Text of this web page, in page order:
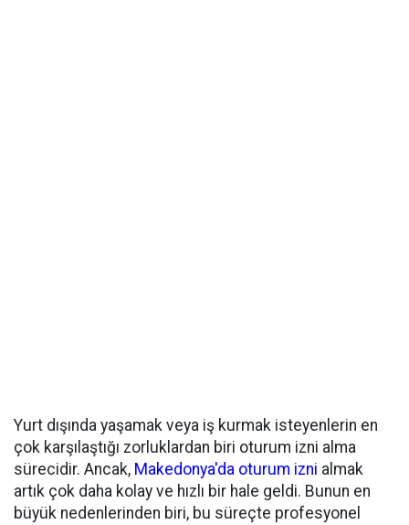
Yurt dışında yaşamak veya iş kurmak isteyenlerin en
çok karşılaştığı zorluklardan biri oturum izni alma
sürecidir. Ancak, Makedonya'da oturum izni almak
artık çok daha kolay ve hızlı bir hale geldi. Bunun en
büyük nedenlerinden biri, bu süreçte profesyonel